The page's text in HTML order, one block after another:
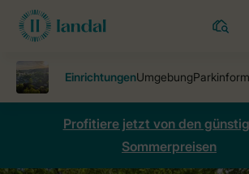
Profitiere jetzt von den
Sommerpreisen